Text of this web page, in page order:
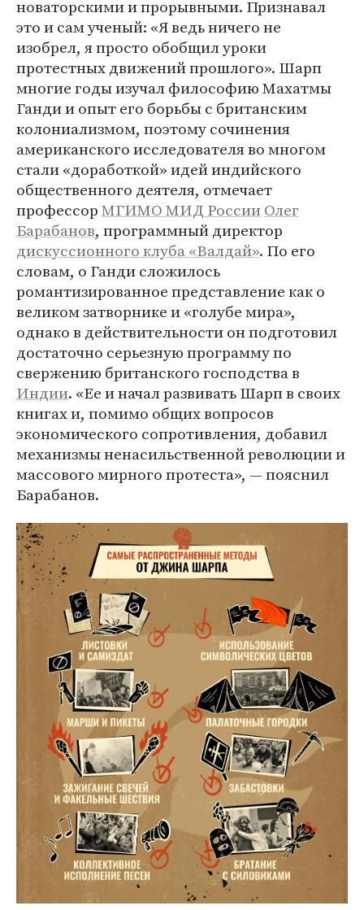
новаторскими и прорывными. Признавал
это и сам ученый: «Я ведь ничего не
изобрел, я просто обобщил уроки
протестных движений прошлого». Шарп
многие годы изучал философию Махатмы
Ганди и опыт его борьбы с британским
колониализмом, поэтому сочинения
американского исследователя во многом
стали «доработкой» идей индийского
общественного деятеля, отмечает
профессорМГИМО МИД РоссииОлег
Барабанов, программный директор
дискуссионного клуба «Валдай». По его
словам, о Ганди сложилось
романтизированное представление как о
великом затворнике и «голубе мира»,
однако в действительности он подготовил
достаточно серьезную программу по
свержению британского господства в
Индии. «Ее и начал развивать Шарп в своих
книгах и, помимо общих вопросов
экономического сопротивления, добавил
механизмы ненасильственной революции и
массового мирного протеста», — пояснил
Барабанов.